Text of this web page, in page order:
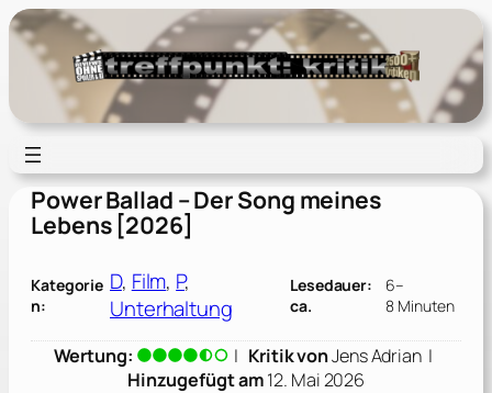
Zum
Inhalt
springen
Power Ballad – Der Song meines
Lebens [2026]
Kategorie
n:
D, Film, P
Unterhaltung
Lesedauer:
ca.
6–
8 Minuten
Wertung: | Kritik vonJens Adrian|
Hinzugefügt am12. Mai 2026